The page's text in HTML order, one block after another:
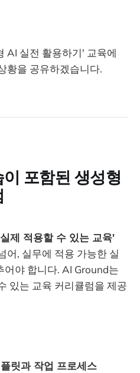
AI 실전 활용하기' 교육에
황을 공유하겠습니다.
포함된 생성형
제 적용할 수 있는 교육'
어, 실무에 적용 가능한 실
어야 합니다. AI Ground는
있는 교육 커리큘럼을 제공
릿과 작업 프로세스